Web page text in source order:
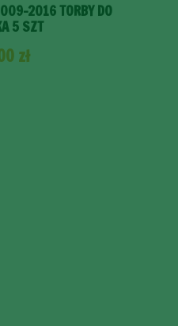
2016 TORBY DO
5 SZT
zł